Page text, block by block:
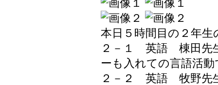
本日５時間目の２年生
２－１ 英語 棟田先
ーも入れての言語活動
２－２ 英語 牧野先